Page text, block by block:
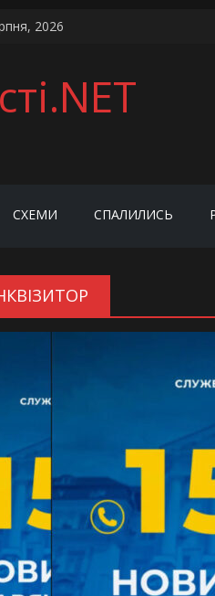
2026
СХЕМИ СПАЛИЛИСЬ